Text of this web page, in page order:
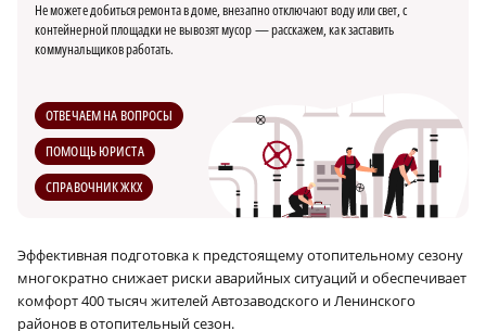
Не можете добиться ремонта в доме, внезапно отключают воду или свет, с
контейнерной площадки не вывозят мусор — расскажем, как заставить
коммунальщиков работать.
ОТВЕЧАЕМ НА ВОПРОСЫ
ПОМОЩЬ ЮРИСТА
СПРАВОЧНИК ЖКХ
Эффективная подготовка к предстоящему отопительному сезону
многократно снижает риски аварийных ситуаций и обеспечивает
комфорт 400 тысяч жителей Автозаводского и Ленинского
районов в отопительный сезон.